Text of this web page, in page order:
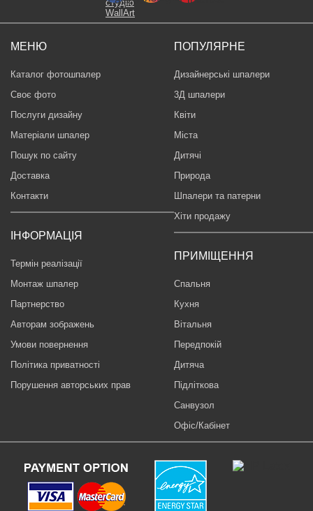
МЕНЮ
Каталог фотошпалер
Своє фото
Послуги дизайну
Матеріали шпалер
Пошук по сайту
Доставка
Контакти
ІНФОРМАЦІЯ
Термін реалізації
Монтаж шпалер
Партнерство
Авторам зображень
Умови повернення
Політика приватності
Порушення авторських прав
ПОПУЛЯРНЕ
Дизайнерські шпалери
3Д шпалери
Квіти
Міста
Дитячі
Природа
Шпалери та патерни
Хіти продажу
ПРИМІЩЕННЯ
Спальня
Кухня
Вітальня
Передпокій
Дитяча
Підліткова
Санвузол
Офіс/Кабінет